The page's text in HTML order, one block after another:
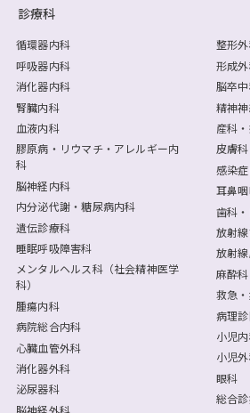
診療科
循環器内科
呼吸器内科
消化器内科
腎臓内科
血液内科
膠原病・リウマチ・アレルギー内
科
脳神経内科
内分泌代謝・糖尿病内科
遺伝診療科
睡眠呼吸障害科
メンタルヘルス科（社会精神医学
科）
腫瘍内科
病院総合内科
心臓血管外科
消化器外科
泌尿器科
脳神経外科
整形
形成
脳卒
精神
産科
皮膚科
感染
耳鼻
歯科
放射
放射
麻酔
救急
病理
小児
小児
眼科
総合